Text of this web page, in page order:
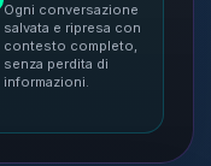
Ogni conversazione
salvata e ripresa con
contesto completo,
senza perdita di
informazioni.